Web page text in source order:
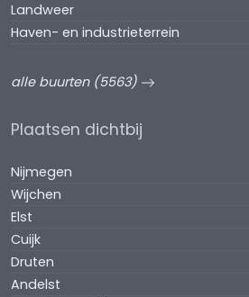
Landweer
Haven- en industrieterrein
alle buurten (5563)
Plaatsen dichtbij
Nijmegen
Wijchen
Elst
Cuijk
Druten
Andelst